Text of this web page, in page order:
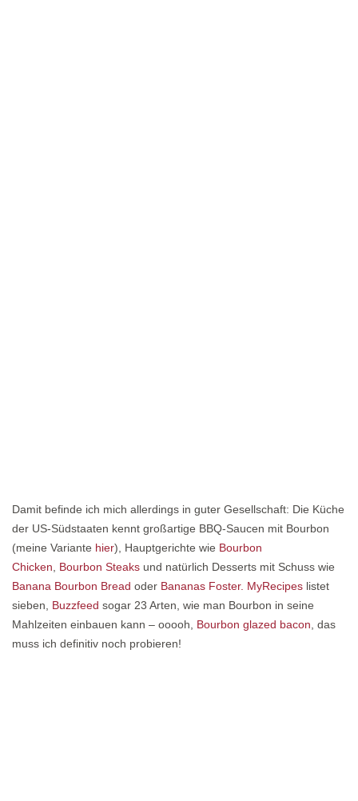
Damit befinde ich mich allerdings in guter Gesellschaft: Die Küche
der US-Südstaaten kennt großartige BBQ-Saucen mit Bourbon
(meine Variante hier), Hauptgerichte wie Bourbon
Chicken
Bourbon Steaks und natürlich Desserts mit Schuss wie
Banana Bourbon Bread oder Bananas Foster. MyRecipes listet
sieben, Buzzfeed sogar 23 Arten, wie man Bourbon in seine
Mahlzeiten einbauen kann – ooooh, Bourbon glazed bacon , das
muss ich definitiv noch probieren!